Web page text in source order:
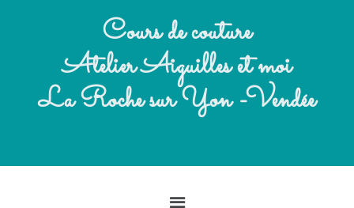
Cours de couture
Atelier Aiguilles et moi
La Roche sur Yon -Vendée